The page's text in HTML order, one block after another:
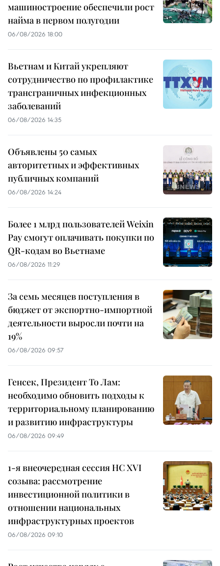
машиностроение обеспечили рост
найма в первом полугодии
06/08/2026 18:00
Вьетнам и Китай укрепляют
сотрудничество по профилактике
трансграничных инфекционных
заболеваний
06/08/2026 14:35
Объявлены 50 самых
авторитетных и эффективных
публичных компаний
06/08/2026 14:24
Более 1 млрд пользователей Weixin
Pay смогут оплачивать покупки по
QR-кодам во Вьетнаме
06/08/2026 11:29
За семь месяцев поступления в
бюджет от экспортно-импортной
деятельности выросли почти на
19%
06/08/2026 09:57
Генсек, Президент То Лам:
необходимо обновить подходы к
территориальному планированию
и развитию инфраструктуры
06/08/2026 09:49
1-я внеочередная сессия НС XVI
созыва: рассмотрение
инвестиционной политики в
отношении национальных
инфраструктурных проектов
06/08/2026 09:10